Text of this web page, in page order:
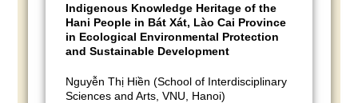
Indigenous Knowledge Heritage of the
Hani People in Bát Xát, Lào Cai Province
in Ecological Environmental Protection
and Sustainable Development
Nguyễn Thị Hiền (School of Interdisciplinary
Sciences and Arts, VNU, Hanoi)